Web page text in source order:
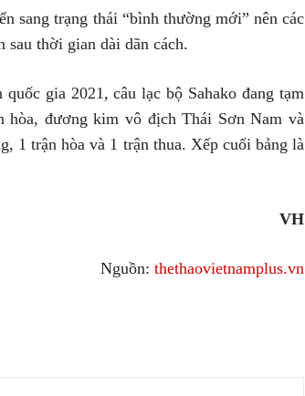
sang trạng thái “bình thường mới” nên các
thời gian dài dãn cách.
gia 2021, câu lạc bộ Sahako đang tạm
hòa, đương kim vô địch Thái Sơn Nam và
1 trận hòa và 1 trận thua. Xếp cuối bảng là
VH
Nguồn: thethaovietnamplus.vn